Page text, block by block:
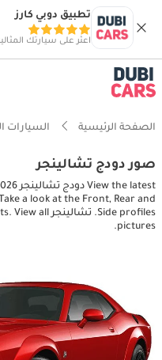
تطبيق دوبي كارز
اعثر على سيارتك
الصفحة الرئيسية السيارات
صور دودج تشالينجر
a look at the Front, Rear and
pictures.